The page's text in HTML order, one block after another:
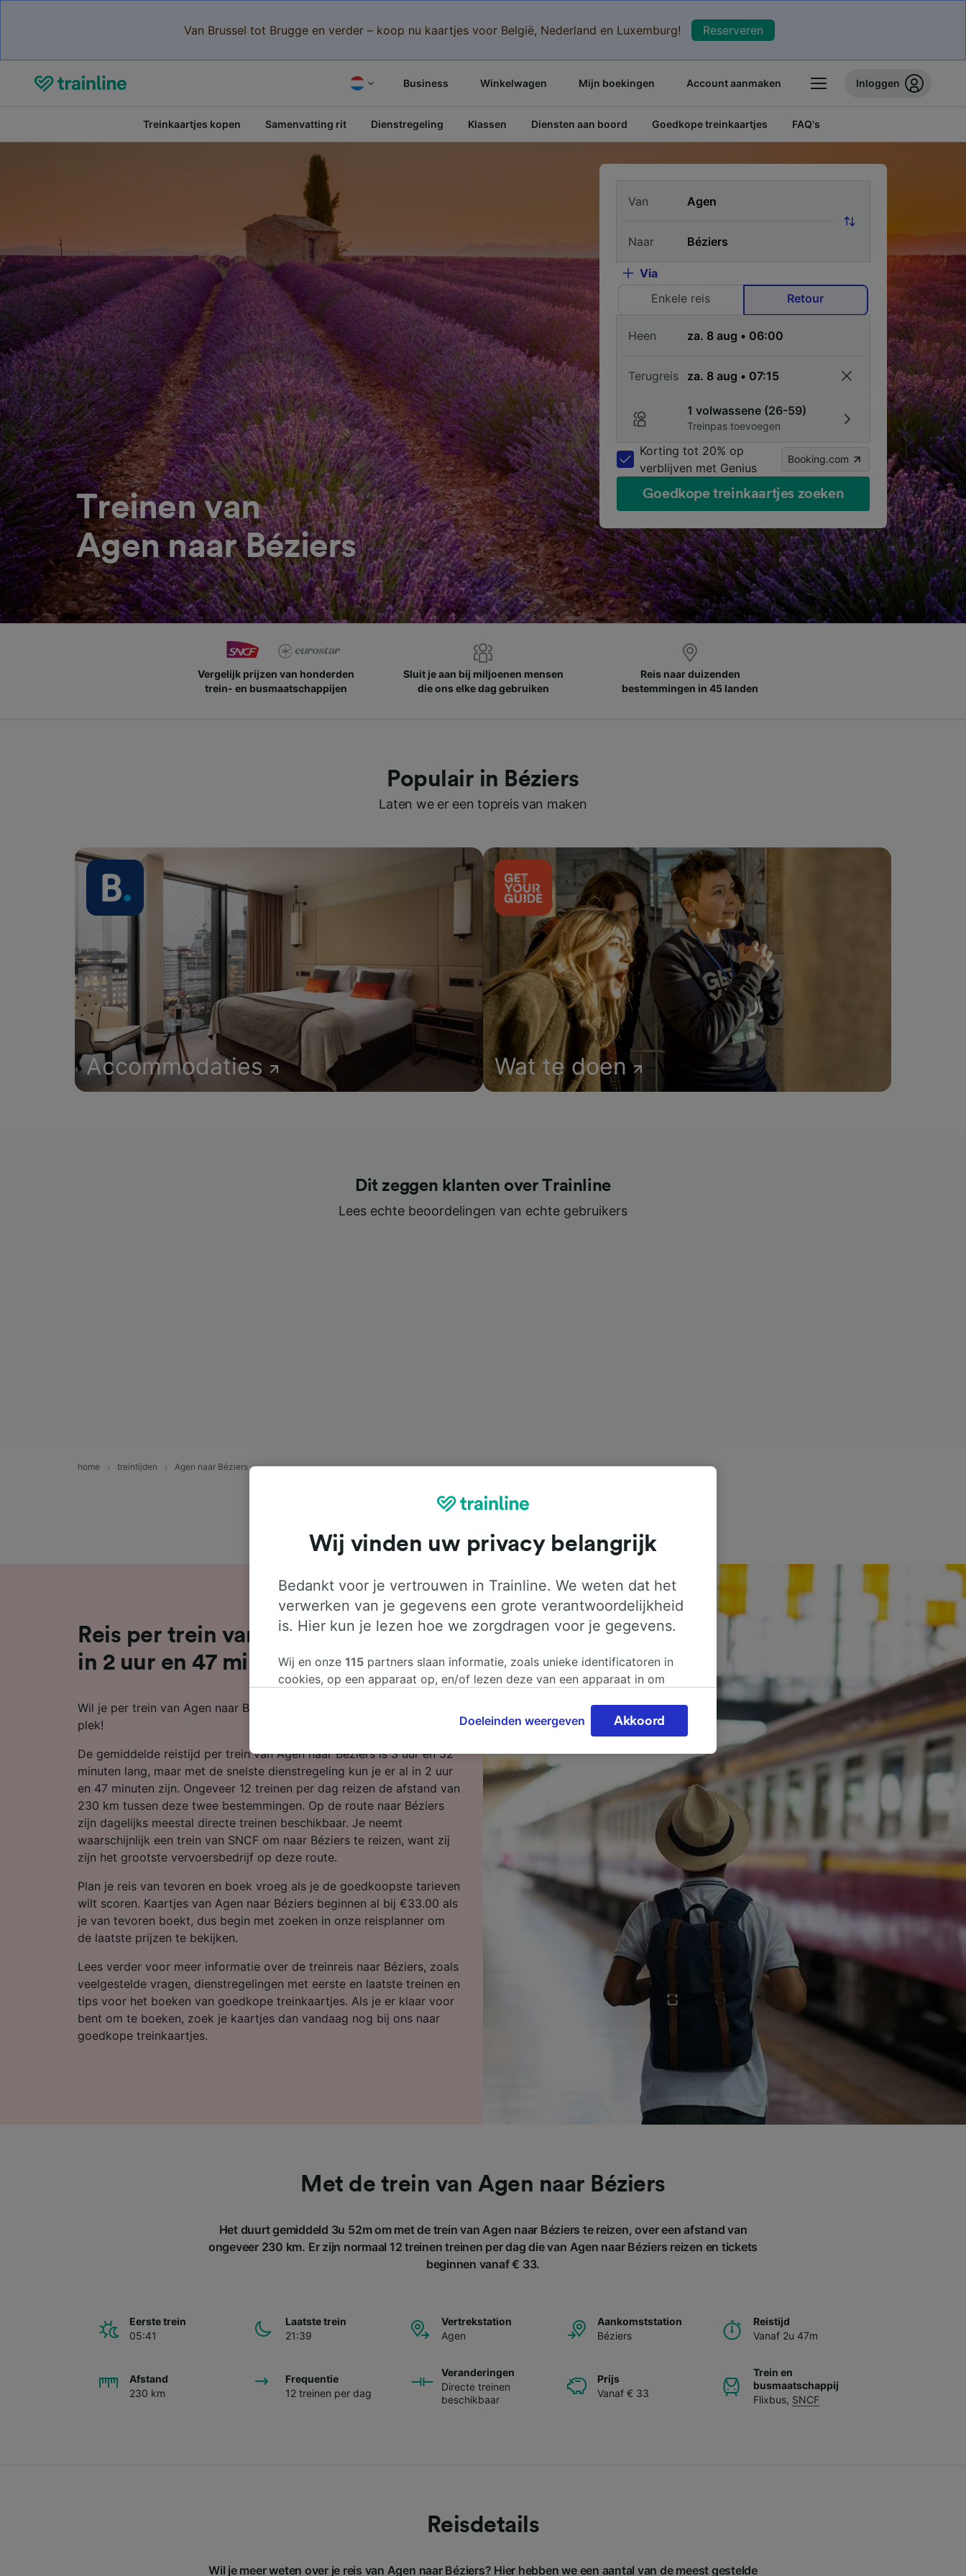
Van Brussel tot Brugge en verder – koop nu kaartjes voor België, Nederland en Luxemburg! Reserveren
Business Winkelwagen Mijn boekingen Account aanmaken Inloggen
Treinkaartjes kopen Samenvatting rit Dienstregeling Klassen Diensten aan boord Goedkope treinkaartjes FAQ's
Treinen van
Agen naar Béziers
Van
Naar
Via
Enkele reis
Retour
Heen
Terugreis
1 volwassene (26-59)
Treinpas toevoegen
Korting tot 20% op
verblijven met Genius
Booking.com
Goedkope treinkaartjes zoeken
Vergelijk prijzen van honderden
trein- en busmaatschappijen
Sluit je aan bij miljoenen mensen
die ons elke dag gebruiken
Reis naar duizenden
bestemmingen in 45 landen
Populair in Béziers
Laten we er een topreis van maken
Accommodaties Wat te doen
Dit zeggen klanten over Trainline
Lees echte beoordelingen van echte gebruikers
home treintijden Agen naar Béziers
Reis per trein van Agen naar Béziers
in 2 uur en 47 minuten
Wil je per trein van Agen naar Béziers reizen? Dan ben je op de juiste
plek!
De gemiddelde reistijd per trein van Agen naar Béziers is 3 uur en 52
minuten lang, maar met de snelste dienstregeling kun je er al in 2 uur
en 47 minuten zijn. Ongeveer 12 treinen per dag reizen de afstand van
230 km tussen deze twee bestemmingen. Op de route naar Béziers
zijn dagelijks meestal directe treinen beschikbaar. Je neemt
waarschijnlijk een trein van SNCF om naar Béziers te reizen, want zij
zijn het grootste vervoersbedrijf op deze route.
Plan je reis van tevoren en boek vroeg als je de goedkoopste tarieven
wilt scoren. Kaartjes van Agen naar Béziers beginnen al bij €33.00 als
je van tevoren boekt, dus begin met zoeken in onze reisplanner om
de laatste prijzen te bekijken.
Lees verder voor meer informatie over de treinreis naar Béziers, zoals
veelgestelde vragen, dienstregelingen met eerste en laatste treinen en
tips voor het boeken van goedkope treinkaartjes. Als je er klaar voor
bent om te boeken, zoek je kaartjes dan vandaag nog bij ons naar
goedkope treinkaartjes.
Met de trein van Agen naar Béziers
Het duurt gemiddeld 3u 52m om met de trein van Agen naar Béziers te reizen, over een afstand van
ongeveer 230 km. Er zijn normaal 12 treinen treinen per dag die van Agen naar Béziers reizen en tickets
beginnen vanaf € 33.
Eerste trein
05:41
Laatste trein
21:39
Vertrekstation
Agen
Aankomststation
Béziers
Reistijd
Vanaf 2u 47m
Afstand
230 km
Frequentie
12 treinen per dag
Veranderingen
Directe treinen
beschikbaar
Prijs
Vanaf € 33
Trein en
busmaatschappij
Flixbus, SNCF
Reisdetails
Wil je meer weten over je reis van Agen naar Béziers? Hier hebben we een aantal van de meest gestelde
Wij vinden uw privacy belangrijk
Bedankt voor je vertrouwen in Trainline. We weten dat het
verwerken van je gegevens een grote verantwoordelijkheid
is. Hier kun je lezen hoe we zorgdragen voor je gegevens.
Wij en onze 115 partners slaan informatie, zoals unieke identificatoren in
cookies, op een apparaat op, en/of lezen deze van een apparaat in om
wijzigen door hieronder te klikken. Daaronder valt ook je recht om
bezwaar te maken in alle gevallen dat er voor de verwerking een beroep
elk moment wijzigen op de pagina met onze privacyverklaring. Deze
keuzes worden aan onze partners doorgegeven en hebben geen invloed
op browsegegevens. Je gegevens worden niet gebruikt voor tracking als
je ons hebt gevraagd om je niet te volgen.
Wij en onze partners verwerken gegevens voor de volgende doeleinden:
Precieze geolocatiegegevens gebruiken. De apparaatkenmerken actief
scannen ter identificatie. Informatie op een apparaat opslaan en/of
openen. Gepersonaliseerde advertenties en content, advertentie- en
contentmetingen, doelgroepenonderzoek en ontwikkeling van diensten.
Partnerlijst (derden)
Doeleinden weergeven Akkoord